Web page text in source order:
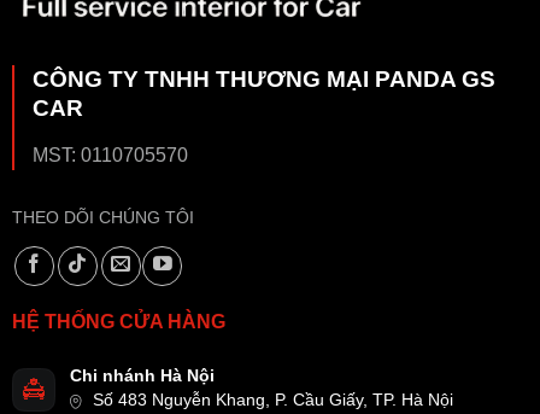
CÔNG TY TNHH THƯƠNG MẠI PANDA GS
CAR
MST: 0110705570
THEO DÕI CHÚNG TÔI
HỆ THỐNG CỬA HÀNG
Chi nhánh Hà Nội
Số 483 Nguyễn Khang, P. Cầu Giấy, TP. Hà Nội